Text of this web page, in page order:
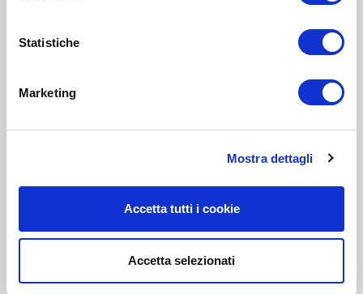
Statistiche
Marketing
Mostra dettagli
Accetta tutti i cookie
Accetta selezionati